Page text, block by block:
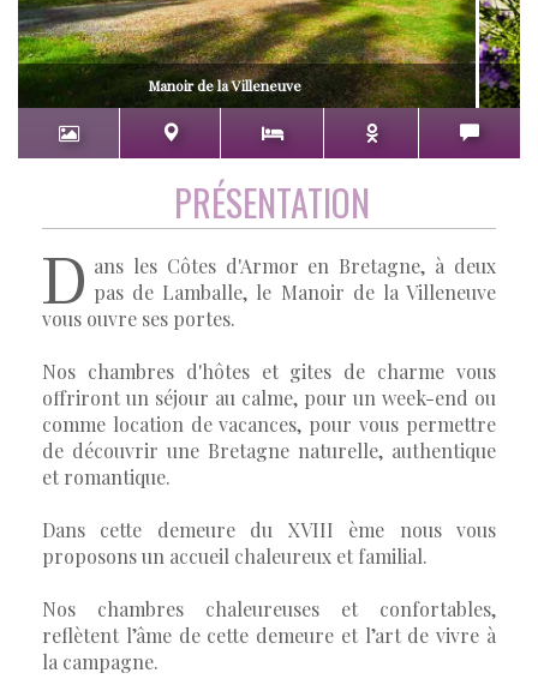
Manoir de la Villeneuve
PRÉSENTATION
D ans les Côtes d'Armor en Bretagne, à deux
pas de Lamballe, le Manoir de la Villeneuve
vous ouvre ses portes.
Nos chambres d'hôtes et gites de charme vous
offriront un séjour au calme, pour un week-end ou
comme location de vacances, pour vous permettre
de découvrir une Bretagne naturelle, authentique
et romantique.
Dans cette demeure du XVIII ème nous vous
proposons un accueil chaleureux et familial.
Nos chambres chaleureuses et confortables,
reflètent l’âme de cette demeure et l’art de vivre à
la campagne.